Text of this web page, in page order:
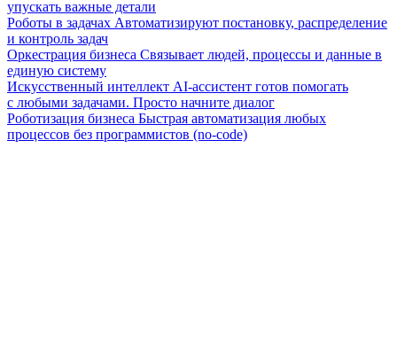
упускать важные детали
Роботы в задачах Автоматизируют постановку, распределение
и контроль задач
Оркестрация бизнеса Связывает людей, процессы и данные в
единую систему
Искусственный интеллект AI-ассистент готов помогать
с любыми задачами. Просто начните диалог
Роботизация бизнеса Быстрая автоматизация любых
процессов без программистов (no-code)